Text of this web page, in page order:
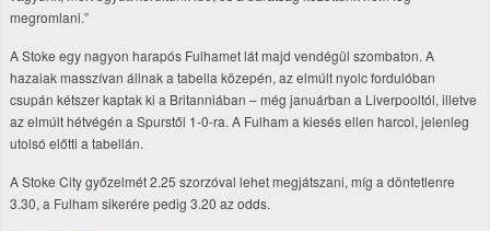
megromlani.”
A Stoke egy nagyon harapós Fulhamet lát majd vendégül szombaton. A
hazaiak masszívan állnak a tabella közepén, az elmúlt nyolc fordulóban
csupán kétszer kaptak ki a Britanniában – még januárban a Liverpooltól, illetve
az elmúlt hétvégén a Spurstől 1-0-ra. A Fulham a kiesés ellen harcol, jelenleg
utolsó előtti a tabellán.
A Stoke City győzelmét 2.25 szorzóval lehet megjátszani, míg a döntetlenre
3.30, a Fulham sikerére pedig 3.20 az odds.